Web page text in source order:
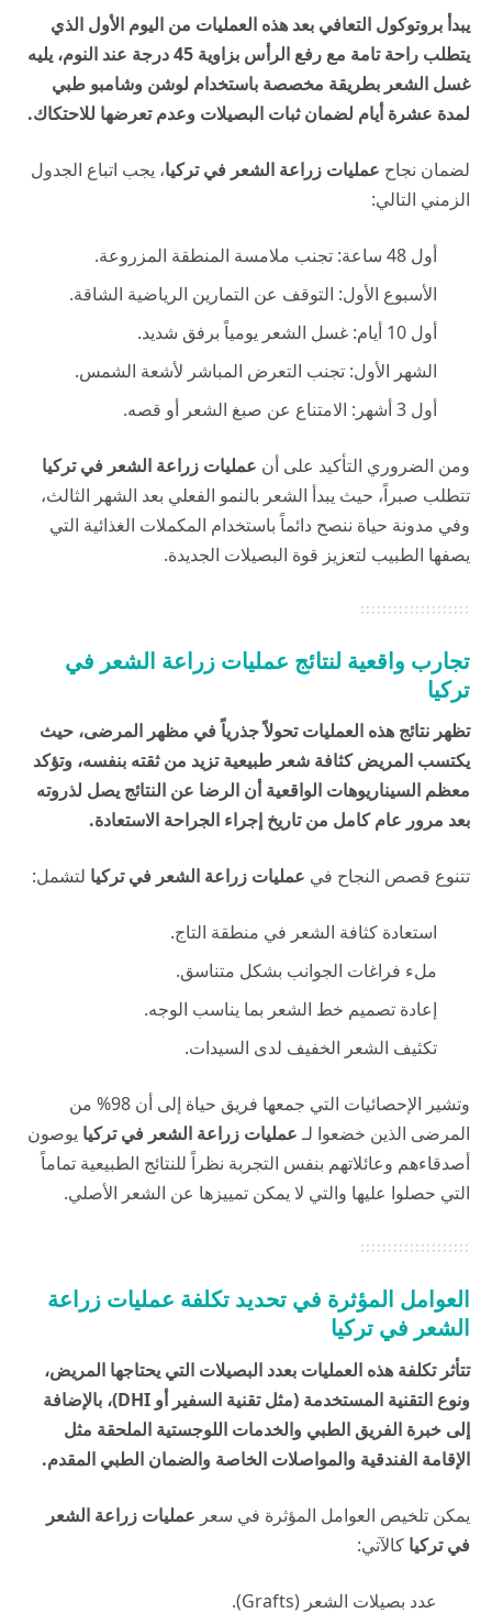
يبدأ بروتوكول التعافي بعد هذه العمليات من اليوم الأول الذي
يتطلب راحة تامة مع رفع الرأس بزاوية 45 درجة عند النوم، يليه
غسل الشعر بطريقة مخصصة باستخدام لوشن وشامبو طبي
لمدة عشرة أيام لضمان ثبات البصيلات وعدم تعرضها للاحتكاك.
لضمان نجاح عمليات زراعة الشعر في تركيا، يجب اتباع الجدول
الزمني التالي:
أول 48 ساعة: تجنب ملامسة المنطقة المزروعة.
الأسبوع الأول: التوقف عن التمارين الرياضية الشاقة.
أول 10 أيام: غسل الشعر يومياً برفق شديد.
الشهر الأول: تجنب التعرض المباشر لأشعة الشمس.
أول 3 أشهر: الامتناع عن صبغ الشعر أو قصه.
ومن الضروري التأكيد على أن عمليات زراعة الشعر في تركيا
تتطلب صبراً، حيث يبدأ الشعر بالنمو الفعلي بعد الشهر الثالث،
وفي مدونة حياة ننصح دائماً باستخدام المكملات الغذائية التي
يصفها الطبيب لتعزيز قوة البصيلات الجديدة.
تجارب واقعية لنتائج عمليات زراعة الشعر في
تركيا
تظهر نتائج هذه العمليات تحولاً جذرياً في مظهر المرضى، حيث
يكتسب المريض كثافة شعر طبيعية تزيد من ثقته بنفسه، وتؤكد
معظم السيناريوهات الواقعية أن الرضا عن النتائج يصل لذروته
بعد مرور عام كامل من تاريخ إجراء الجراحة الاستعادة.
تتنوع قصص النجاح في عمليات زراعة الشعر في تركيا لتشمل:
استعادة كثافة الشعر في منطقة التاج.
ملء فراغات الجوانب بشكل متناسق.
إعادة تصميم خط الشعر بما يناسب الوجه.
تكثيف الشعر الخفيف لدى السيدات.
وتشير الإحصائيات التي جمعها فريق حياة
إلى أن 98% من
المرضى الذين خضعوا لـعمليات زراعة الشعر في تركيا يوصون
أصدقاءهم وعائلاتهم بنفس التجربة نظراً للنتائج الطبيعية تماماً
التي حصلوا عليها والتي لا يمكن تمييزها عن الشعر الأصلي.
العوامل المؤثرة في تحديد تكلفة عمليات زراعة
الشعر في تركيا
تتأثر تكلفة هذه العمليات بعدد البصيلات التي يحتاجها المريض،
ونوع التقنية المستخدمة (مثل تقنية السفير أو DHI)، بالإضافة
إلى خبرة الفريق الطبي والخدمات اللوجستية الملحقة مثل
الإقامة الفندقية والمواصلات الخاصة والضمان الطبي المقدم.
يمكن تلخيص العوامل المؤثرة في سعر عمليات زراعة الشعر
في تركيا كالآتي:
عدد بصيلات الشعر (Grafts).